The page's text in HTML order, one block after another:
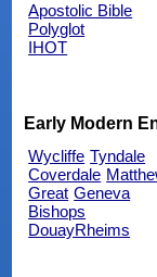
Apostolic Bible
Polyglot
IHOT
Early Modern
Wycliffe Tyndale
Coverdale
Great Geneva
Bishops
DouayRheims